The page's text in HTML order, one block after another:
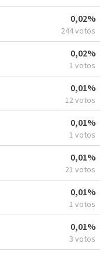
0,02%
244 votos
0,02%
1 votos
0,01%
12 votos
0,01%
1 votos
0,01%
21 votos
0,01%
1 votos
0,01%
3 votos